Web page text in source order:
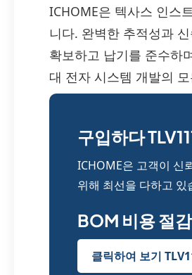
ICHOME은 텍사스 인스
니다. 완벽한 추적성과
확보하고 납기를 준수하
대 전자 시스템 개발의
구입하다
ICHOME은 고객이 신
위해 최선을 다하고 있
BOM 비용 절
클릭하여 보기